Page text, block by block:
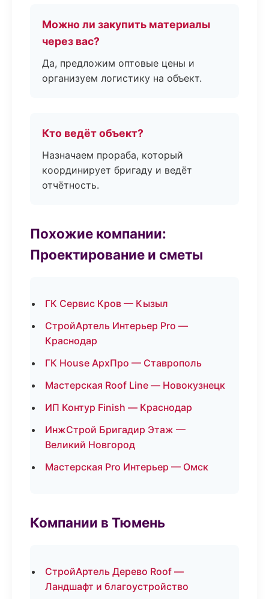
Можно ли закупить материалы
через вас?
Да, предложим оптовые цены и
организуем логистику на объект.
Кто ведёт объект?
Назначаем прораба, который
координирует бригаду и ведёт
отчётность.
Похожие компании:
Проектирование и сметы
ГК Сервис Кров — Кызыл
СтройАртель Интерьер Pro —
Краснодар
ГК House АрхПро — Ставрополь
Мастерская Roof Line — Новокузнецк
ИП Контур Finish — Краснодар
ИнжСтрой Бригадир Этаж —
Великий Новгород
Мастерская Pro Интерьер — Омск
Компании в Тюмень
СтройАртель Дерево Roof —
Ландшафт и благоустройство